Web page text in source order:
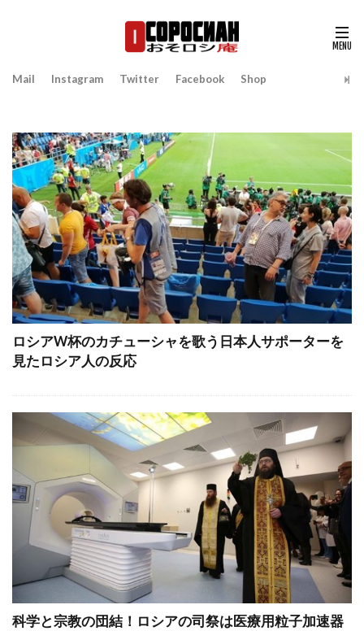
Mail Instagram Twitter Facebook Shop
ロシアW杯のカチューシャを歌う日本人サポーターを
見たロシア人の反応
科学と宗教の団結！ロシアの司祭は医療用粒子加速器